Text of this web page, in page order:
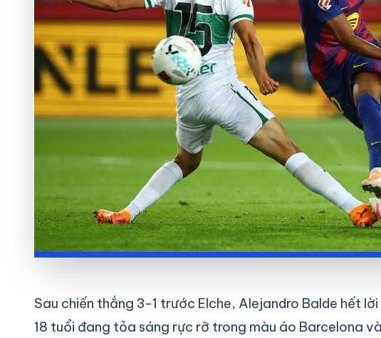
Sau chiến thắng 3-1 trước Elche, Alejandro Balde hết
18 tuổi đang tỏa sáng rực rỡ trong màu áo Barcelona